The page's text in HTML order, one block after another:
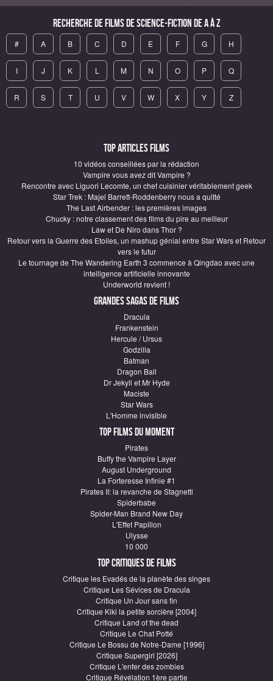
Recherche de Films de science-fiction de A à Z
# A B C D E F G H
I J K L M N O P Q
R S T U V W X Y Z
Top articles Films
10 vidéos conseillées par la rédaction
Vampire vous avez dit Vampire ?
Rencontre avec Liguori Lecomte, un chef cuisinier véritablement geek
Star Trek : Majel Barrett-Roddenberry nous a quitté
The Last Airbender : les premières images
Chucky : notre classement des films du pire au meilleur
Law et De Niro dans Thor ?
Retour vers la Guerre des Etoiles, un mashup génial entre Star Wars et Retour
vers le futur
Le tournage de The Wandering Earth 3 commence à Qingdao avec une
intelligence artificielle innovante
Underworld revient !
Grandes sagas de Films
Dracula
Frankenstein
Hercule / Ursus
Godzilla
Batman
Dragon Ball
Dr Jekyll et Mr Hyde
Maciste
Star Wars
L'Homme invisible
Top Films du moment
Pirates
Buffy the Vampire Layer
August Underground
La Forteresse Infinie #1
Pirates II: la revanche de Stagnetti
Spiderbabe
Spider-Man Brand New Day
L'Effet Papillon
Ulysse
10 000
Top critiques de Films
Critique les Evadés de la planète des singes
Critique Les Sévices de Dracula
Critique Un Jour sans fin
Critique Kiki la petite sorcière [2004]
Critique Land of the dead
Critique Le Chat Potté
Critique Le Bossu de Notre-Dame [1996]
Critique Supergirl [2026]
Critique L'enfer des zombies
Critique Révélation 1ère partie